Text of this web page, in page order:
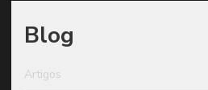
Blog
Artigos